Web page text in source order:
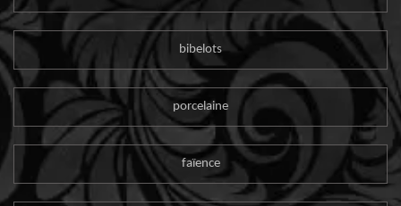
bibelots
porcelaine
faïence